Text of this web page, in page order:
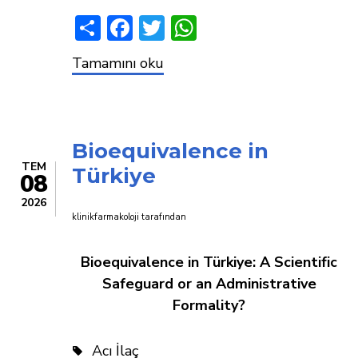
ShareFacebook
Twitter
TÜRKİYEDE
BİYOEŞDEĞERLİK
Tamamını oku
TEM
08
2026
Bioequivalence in
Türkiye
klinikfarmakoloji tarafından
Bioequivalence in Türkiye: A Scientific
Safeguard or an Administrative
Formality?
Acı İlaç